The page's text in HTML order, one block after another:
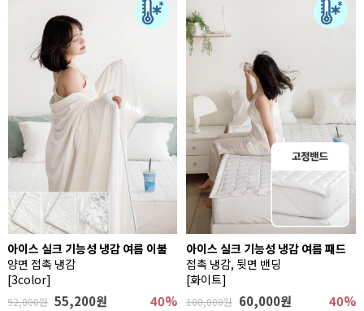
아이스 실크 기능성 냉감 여름 이불
양면 접촉 냉감
[3color]
92,000원 55,200원 40%
아이스 실크 기능성 냉감 여름 패드
접촉 냉감, 뒷면 밴딩
[화이트]
100,000원 60,000원 40%